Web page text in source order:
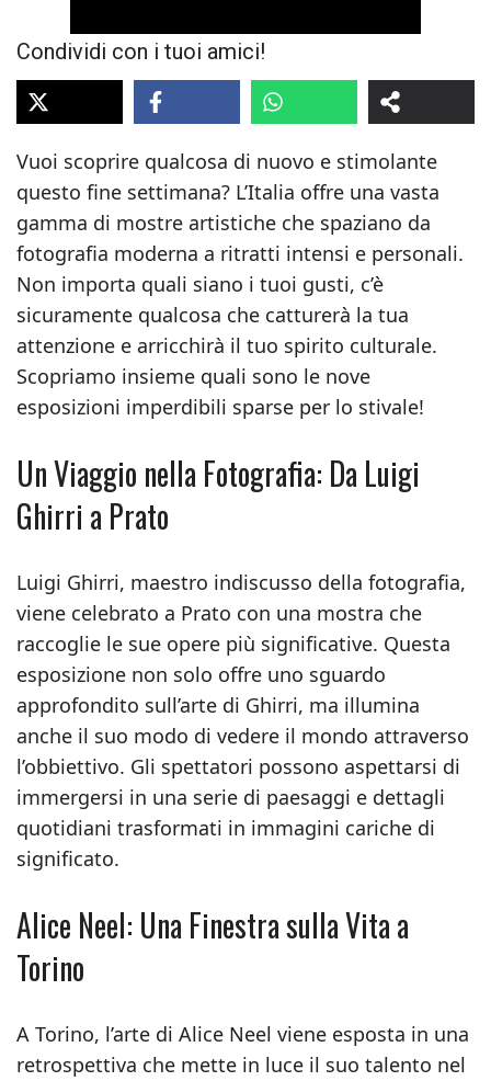
Condividi con i tuoi amici!
Vuoi scoprire qualcosa di nuovo e stimolante
questo fine settimana? L’Italia offre una vasta
gamma di mostre artistiche che spaziano da
fotografia moderna a ritratti intensi e personali.
Non importa quali siano i tuoi gusti, c’è
sicuramente qualcosa che catturerà la tua
attenzione e arricchirà il tuo spirito culturale.
Scopriamo insieme quali sono le nove
esposizioni imperdibili sparse per lo stivale!
Un Viaggio nella Fotografia: Da Luigi
Ghirri a Prato
Luigi Ghirri, maestro indiscusso della fotografia,
viene celebrato a Prato con una mostra che
raccoglie le sue opere più significative. Questa
esposizione non solo offre uno sguardo
approfondito sull’arte di Ghirri, ma illumina
anche il suo modo di vedere il mondo attraverso
l’obbiettivo. Gli spettatori possono aspettarsi di
immergersi in una serie di paesaggi e dettagli
quotidiani trasformati in immagini cariche di
significato.
Alice Neel: Una Finestra sulla Vita a
Torino
A Torino, l’arte di Alice Neel viene esposta in una
retrospettiva che mette in luce il suo talento nel